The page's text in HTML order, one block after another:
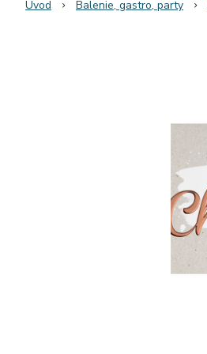
Úvod Balenie, gastro, party